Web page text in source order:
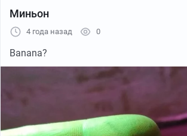
Миньон
4 года назад 0
Banana?